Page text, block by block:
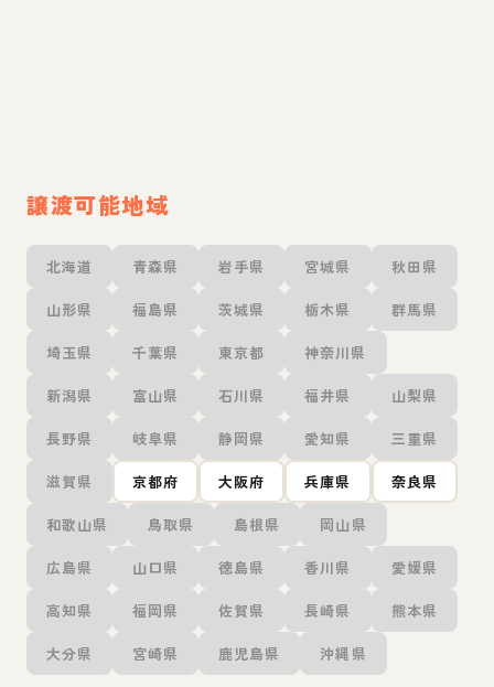
譲渡可能地域
北海道 青森県 岩手県 宮城県 秋田県
山形県 福島県 茨城県 栃木県 群馬県
埼玉県 千葉県 東京都 神奈川県
新潟県 富山県 石川県 福井県 山梨県
長野県 岐阜県 静岡県 愛知県 三重県
滋賀県 京都府 大阪府 兵庫県 奈良県
和歌山県 鳥取県 島根県 岡山県
広島県 山口県 徳島県 香川県 愛媛県
高知県 福岡県 佐賀県 長崎県 熊本県
大分県 宮崎県 鹿児島県 沖縄県